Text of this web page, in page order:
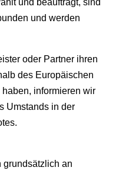
und beauftragt, sind
und werden
oder Partner ihren
des Europäischen
informieren wir
Umstands in der
grundsätzlich an